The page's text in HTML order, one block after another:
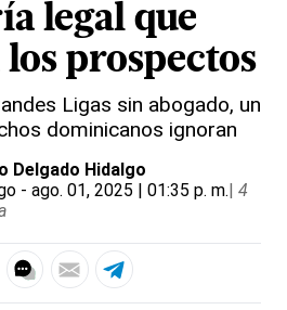
legal que
prospectos
Ligas sin abogado, un
dominicanos ignoran
Delgado Hidalgo
- ago. 01, 2025 | 01:35 p. m.| 4